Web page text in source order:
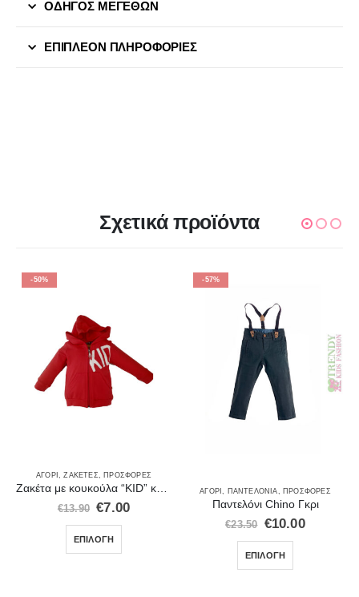
ΟΔΗΓΟΣ ΜΕΓΕΘΩΝ
ΕΠΙΠΛΈΟΝ ΠΛΗΡΟΦΟΡΊΕΣ
Σχετικά προϊόντα
,ΣΕΤ ΡΟΎΧΑ
-50%
ΑΓΌΡΙ ,ΖΑΚΈΤΕΣ, ΠΡΟΣΦΟΡΈΣ
Ζακέτα με κουκούλα “KID” κόκκινη – 71514R
€13.90 €7.00
ΕΠΙΛΟΓΉ
-57%
ΑΓΌΡΙ, ΠΑΝΤΕΛΌΝΙΑ, ΠΡΟΣΦΟΡΈΣ
Παντελόνι Chino Γκρι
€23.50 €10.00
ΕΠΙΛΟΓΉ